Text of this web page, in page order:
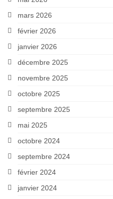
mars 2026
février 2026
janvier 2026
décembre 2025
novembre 2025
octobre 2025
septembre 2025
mai 2025
octobre 2024
septembre 2024
février 2024
janvier 2024